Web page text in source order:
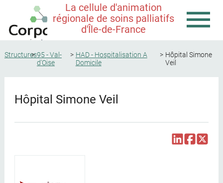
La cellule d'animation
régionale de soins palliatifs
d'Île-de-France
Structures95 - Val-
d'Oise
HAD - Hospitalisation A
Domicile
Hôpital Simone
Veil
Hôpital Simone Veil